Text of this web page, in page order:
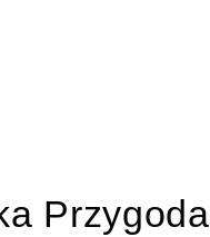
Przygoda